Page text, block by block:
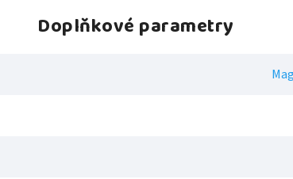
Doplňkové parametry